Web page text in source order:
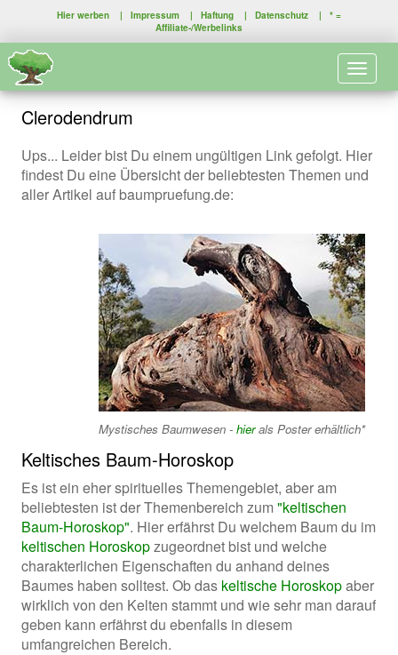
Hier werben | Impressum | Haftung | Datenschutz | * =
Affiliate-/Werbelinks
Clerodendrum
Ups... Leider bist Du einem ungültigen Link gefolgt. Hier
findest Du eine Übersicht der beliebtesten Themen und
aller Artikel auf baumpruefung.de:
Mystisches Baumwesen - hierals Poster erhältlich*
Keltisches Baum-Horoskop
Es ist ein eher spirituelles Themengebiet, aber am
beliebtesten ist der Themenbereich zum "keltischen
Baum-Horoskop". Hier erfährst Du welchem Baum du im
keltischen Horoskopzugeordnet bist und welche
charakterlichen Eigenschaften du anhand deines
Baumes haben solltest. Ob das keltische Horoskopaber
wirklich von den Kelten stammt und wie sehr man darauf
geben kann erfährst du ebenfalls in diesem
umfangreichen Bereich.